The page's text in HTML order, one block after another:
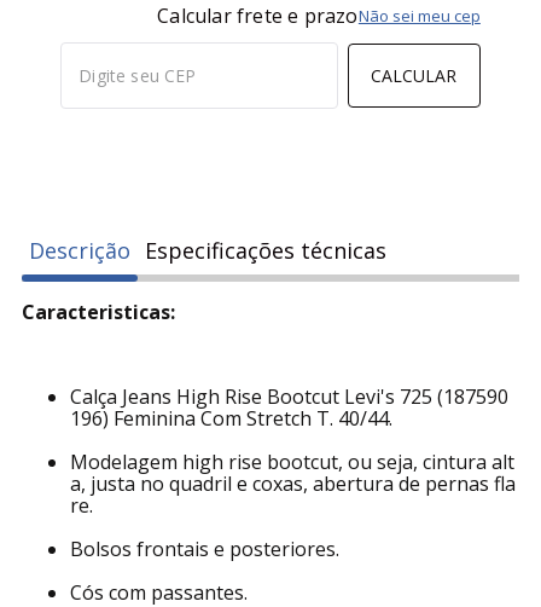
Calcular frete e prazo
CALCULAR
Não sei meu cep
Descrição Especificações técnicas
Caracteristicas:
Calça Jeans High Rise Bootcut Levi's 725 (187590
196) Feminina Com Stretch T. 40/44.
Modelagem high rise bootcut, ou seja, cintura alt
a, justa no quadril e coxas, abertura de pernas fla
re.
Bolsos frontais e posteriores.
Cós com passantes.